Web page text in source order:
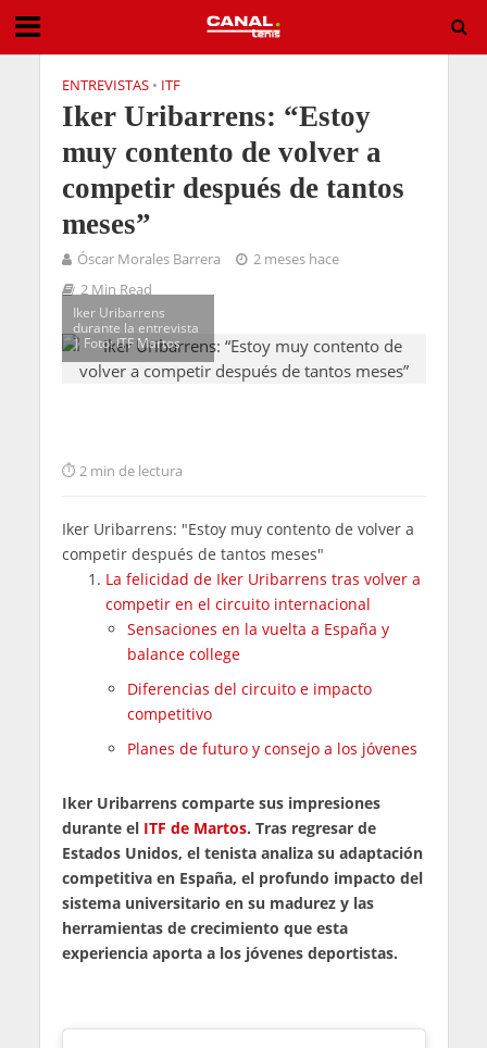
ENTREVISTAS • ITF
Iker Uribarrens: “Estoy
muy contento de volver a
competir después de tantos
meses”
Óscar Morales Barrera
2 meses hace
2 Min Read
Iker Uribarrens
durante la entrevista
| Foto: ITF Martos
2 min de lectura
Iker Uribarrens: "Estoy muy contento de volver a
competir después de tantos meses"
La felicidad de Iker Uribarrens tras volver a
competir en el circuito internacional
Sensaciones en la vuelta a España y
balance college
Diferencias del circuito e impacto
competitivo
Planes de futuro y consejo a los jóvenes
Iker Uribarrens comparte sus impresiones
durante el ITF de Martos. Tras regresar de
Estados Unidos, el tenista analiza su adaptación
competitiva en España, el profundo impacto del
sistema universitario en su madurez y las
herramientas de crecimiento que esta
experiencia aporta a los jóvenes deportistas.